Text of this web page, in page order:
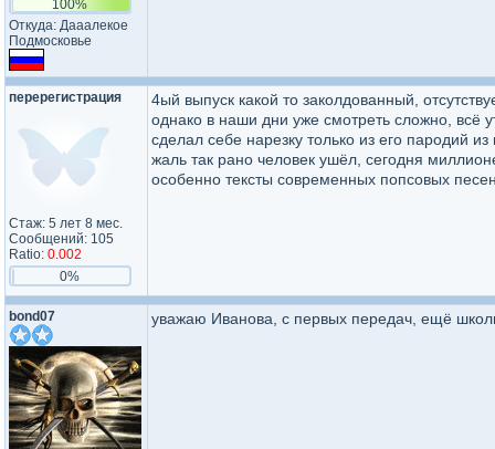
100%
Откуда: Дааалекое
Подмосковье
перерегистрация
Стаж: 5 лет 8 мес.
Сообщений: 105
Ratio: 0.002
0%
4ый выпуск какой то заколдованный,
однако в наши дни уже смотреть сложно, всё
сделал себе нарезку только из его пародий из
жаль так рано человек ушёл, сегодня
особенно тексты современных попсовых
bond07 уважаю Иванова, с первых передач, ещё